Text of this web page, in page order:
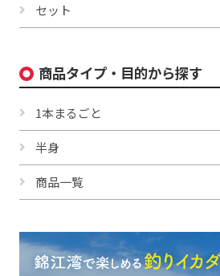
セット
商品タイプ・目的から探す
1本まるごと
半身
商品一覧